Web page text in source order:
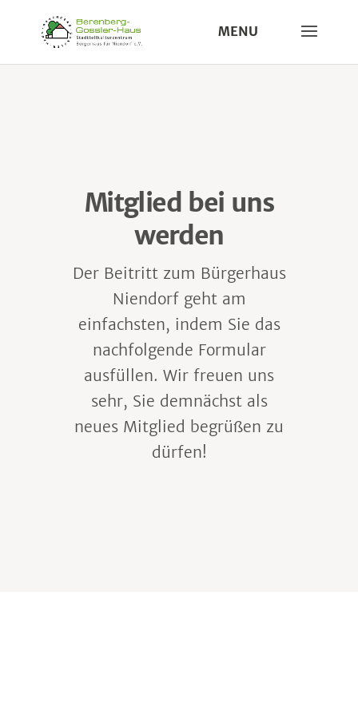
Mitglied bei uns
werden
Der Beitritt zum Bürgerhaus
Niendorf geht am
einfachsten, indem Sie das
nachfolgende Formular
ausfüllen. Wir freuen uns
sehr, Sie demnächst als
neues Mitglied begrüßen zu
dürfen!